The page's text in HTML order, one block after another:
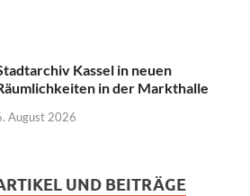
Kassel in neuen
in der Markthalle
August 2026
UND BEITRÄGE